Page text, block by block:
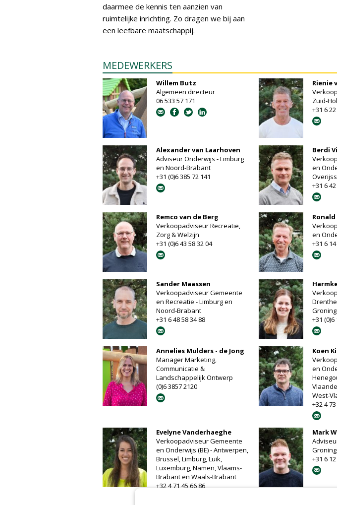
daarmee de kennis ten aanzien van
ruimtelijke inrichting. Zo dragen we bij aan
een leefbare maatschappij.
MEDEWERKERS
Willem Butz
Algemeen directeur
06 533 57 171
Rienie
Zuid-
+31 6
Alexander van Laarhoven
Adviseur Onderwijs - Limburg
en Noord-Brabant
+31 (0)6 385 72 141
Berdi
en
+31 6
Remco van de Berg
Verkoopadviseur Recreatie,
Zorg & Welzijn
+31 (0)6 43 58 32 04
en
+31 6
Sander Maassen
Verkoopadviseur Gemeente
en Recreatie - Limburg en
Noord-Brabant
+31 6 48 58 34 88
+31 (0)6
Annelies Mulders - de Jong
Manager Marketing,
Communicatie &
Landschappelijk Ontwerp
(0)6 3857 2120
Koen
en
West-
+32 4
Evelyne Vanderhaeghe
Verkoopadviseur Gemeente
en Onderwijs (BE) - Antwerpen,
Brussel, Limburg, Luik,
Luxemburg, Namen, Vlaams-
Brabant en Waals-Brabant
+32 4 71 45 66 86
Mark
+31 6